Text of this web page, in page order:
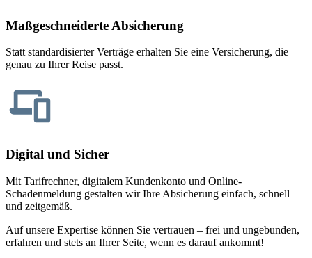
Maßgeschneiderte Absicherung
Statt standardisierter Verträge erhalten Sie eine Versicherung, die
genau zu Ihrer Reise passt.
Digital und Sicher
Mit Tarifrechner, digitalem Kundenkonto und Online-
Schadenmeldung gestalten wir Ihre Absicherung einfach, schnell
und zeitgemäß.
Auf unsere Expertise können Sie vertrauen – frei und ungebunden,
erfahren und stets an Ihrer Seite, wenn es darauf ankommt!